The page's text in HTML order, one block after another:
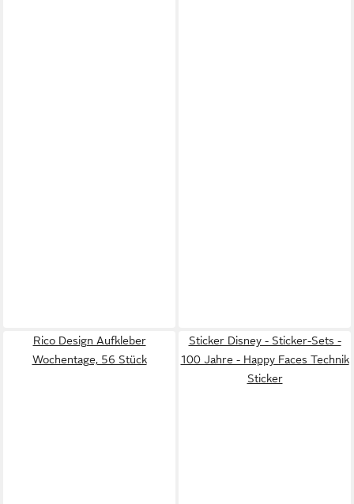
Rico Design Aufkleber
Wochentage, 56 Stück
Sticker Disney - Sticker-Sets -
100 Jahre - Happy Faces Technik
Sticker